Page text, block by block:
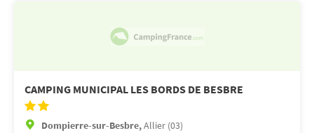
CAMPING MUNICIPAL LES BORDS DE BESBRE
Dompierre-sur-Besbre,Allier (03)